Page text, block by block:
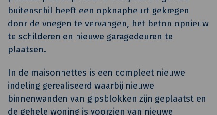
buitenschil heeft een opknapbeurt gekregen
door de voegen te vervangen, het beton opnieuw
te schilderen en nieuwe garagedeuren te
plaatsen.
In de maisonnettes is een compleet nieuwe
indeling gerealiseerd waarbij nieuwe
binnenwanden van gipsblokken zijn geplaatst en
de gehele woning is voorzien van nieuwe